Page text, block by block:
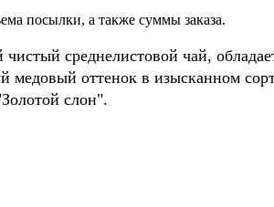
посылки, а также суммы заказа.
среднелистовой чай,
оттенок в изысканном
слон".